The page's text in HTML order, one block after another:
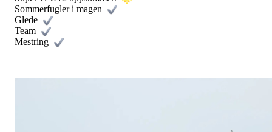
Sommerfugler i magen
Glede
Team
Mestring